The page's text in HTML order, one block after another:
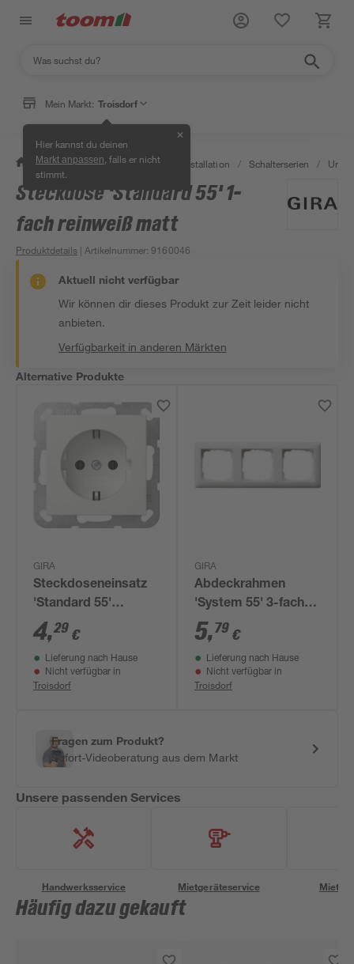
Mein Markt: Troisdorf
Hier kannst du deinen
Markt anpassen , falls er nicht
stimmt.
✕
/ Bauen & Renovieren / Elektroinstallation / Schalterserien /
Steckdose 'Standard 55' 1-
fach reinweiß matt
Produktdetails | Artikelnummer:9160046
Aktuell nicht verfügbar
Wir können dir dieses Produkt zur Zeit leider nicht
anbieten.
Verfügbarkeit in anderen Märkten
Alternative Produkte
GIRA
Steckdoseneinsatz
'Standard 55'
reinweiß matt 7 x 7
cm
4,29 €
Lieferung nach Hause
Nicht verfügbar in
Troisdorf
GIRA
Abdeckrahmen
'System 55' 3-fach
reinweiß matt
5,79 €
Lieferung nach Hause
Nicht verfügbar in
Troisdorf
Fragen zum Produkt?
Sofort-Videoberatung aus dem Markt
Unsere passenden Services
Handwerksservice Mietgeräteservice
Häufig dazu gekauft